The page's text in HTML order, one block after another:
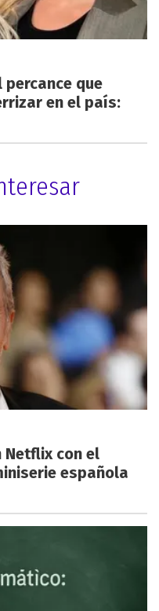
percance que
en el país:
Netflix con el
española